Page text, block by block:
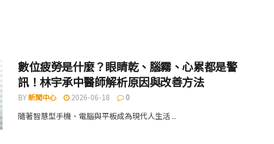
數位疲勞是什麼？眼睛乾、腦霧、心累都是警
訊！林宇承中醫師解析原因與改善方法
BY新聞中心 2026-06-18 0
隨著智慧型手機、電腦與平板成為現代人生活 ...